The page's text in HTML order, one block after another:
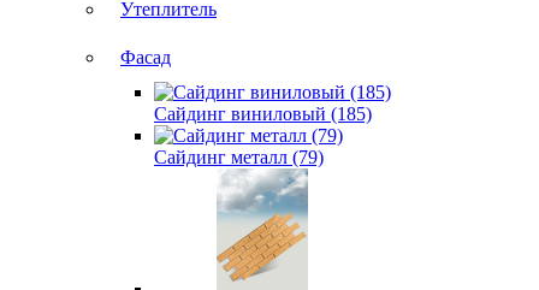
Утеплитель
Фасад
Сайдинг виниловый (185)
Сайдинг металл (79)